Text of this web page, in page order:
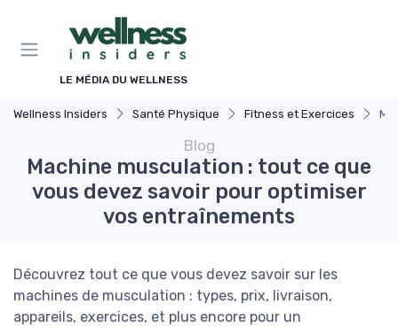
LE MÉDIA DU WELLNESS
Wellness Insiders Santé Physique Fitness et Exercices
Blog
Machine musculation : tout ce que
vous devez savoir pour optimiser
vos entraînements
Découvrez tout ce que vous devez savoir sur les
machines de musculation : types, prix, livraison,
appareils, exercices, et plus encore pour un